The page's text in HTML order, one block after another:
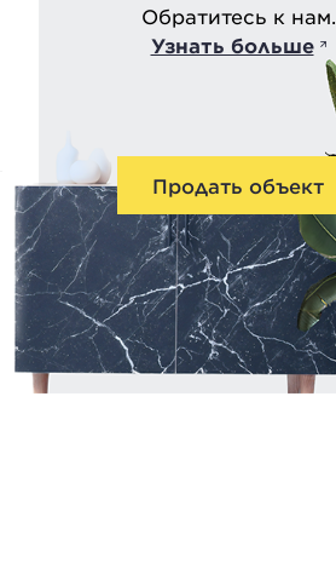
Обратитесь к нам.
Узнать больше
Продать объект